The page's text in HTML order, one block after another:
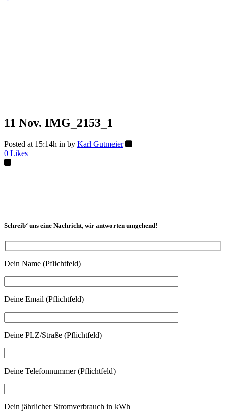
11 Nov. IMG_2153_1
Posted at 15:14h in by Karl Gutmeier
0 Likes
Schreib‘ uns eine Nachricht, wir antworten umgehend!
Dein Name (Pflichtfeld)
Deine Email (Pflichtfeld)
Deine PLZ/Straße (Pflichtfeld)
Deine Telefonnummer (Pflichtfeld)
Dein jährlicher Stromverbrauch in kWh